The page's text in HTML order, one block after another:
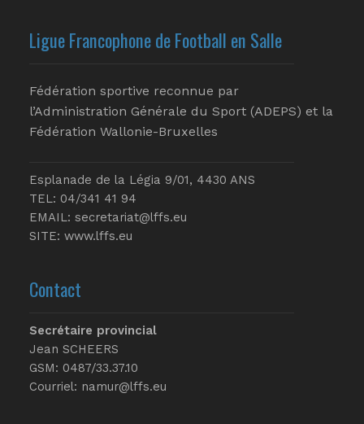
Ligue Francophone de Football en Salle
Fédération sportive reconnue par
l’Administration Générale du Sport (ADEPS) et la
Fédération Wallonie-Bruxelles
Esplanade de la Légia 9/01, 4430 ANS
TEL: 04/341 41 94
EMAIL: secretariat@lffs.eu
SITE: www.lffs.eu
Contact
Secrétaire provincial
Jean SCHEERS
GSM: 0487/33.37.10
Courriel: namur@lffs.eu